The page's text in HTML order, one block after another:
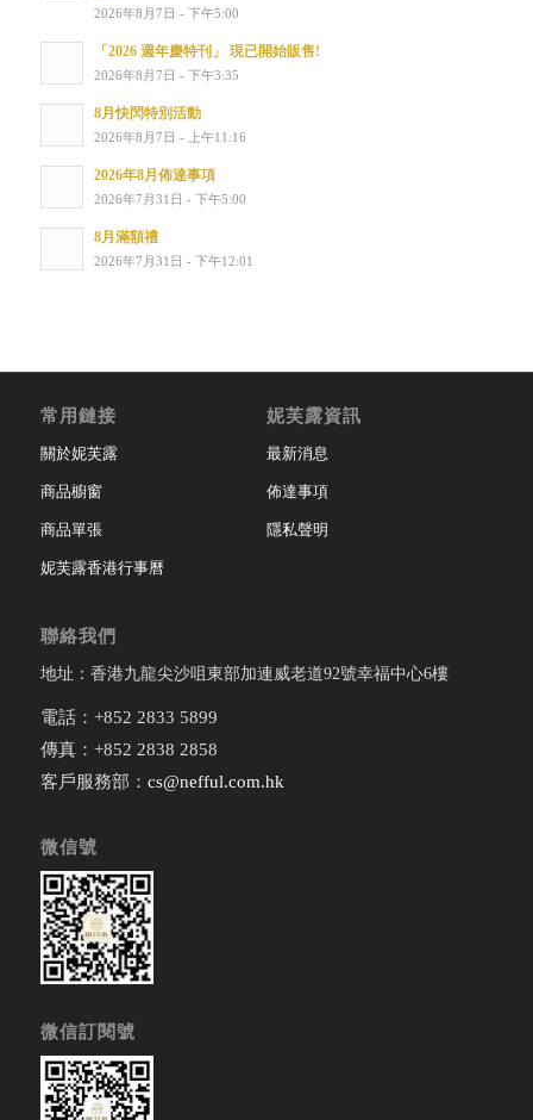
2026年8月7日 - 下午5:00
「2026 週年慶特刊」 現已開始販售!
2026年8月7日 - 下午3:35
8月快閃特別活動
2026年8月7日 - 上午11:16
2026年8月佈達事項
2026年7月31日 - 下午5:00
8月滿額禮
2026年7月31日 - 下午12:01
常用鏈接
關於妮芙露
商品櫥窗
商品單張
妮芙露香港行事曆
妮芙露資訊
最新消息
佈達事項
隱私聲明
聯絡我們
地址：香港九龍尖沙咀東部加連威老道92號幸福中心6樓
電話：+852 2833 5899
傳真：+852 2838 2858
客戶服務部： cs@nefful.com.hk
微信號
微信訂閱號